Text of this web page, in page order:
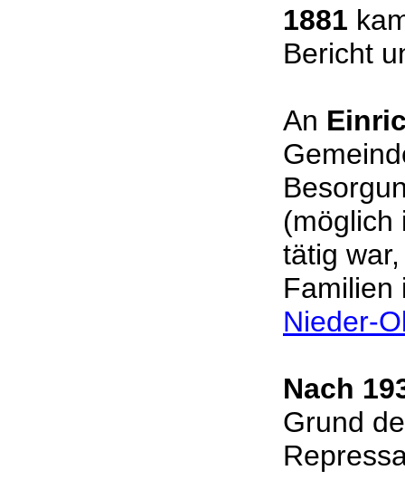
1881
Bericht
An
(möglich
tätig
Familien
Nieder-
Nach
Grund